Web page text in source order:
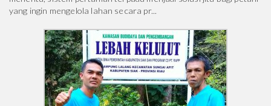
yang ingin mengelola lahan secara pr...